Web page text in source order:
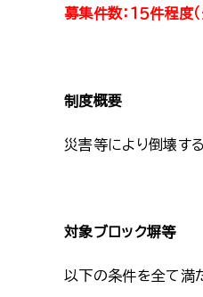
募集件数：１５件程度
制度概要
災害等により倒壊す
対象ブロック塀等
以下の条件を全て満